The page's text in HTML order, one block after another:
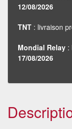
12/08/2026
TNT : livraison
Mondial Relay :
17/08/2026